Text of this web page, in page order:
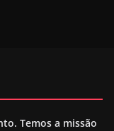
Temos a missão